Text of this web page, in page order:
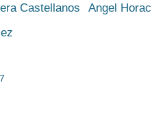
Castellanos
Angel